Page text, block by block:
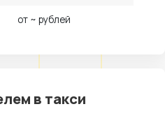
от ~ рублей
в такси